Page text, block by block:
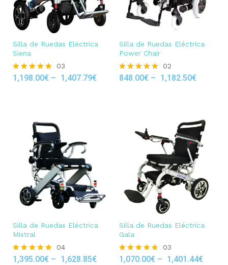
Silla de Ruedas Eléctrica
Siena
Rated
03
1,198.00€ – 1,407.79€
Silla de Ruedas Eléctrica
Power Chair
Rated
02
848.00€ – 1,182.50€
Silla de Ruedas Eléctrica
Mistral
Rated
04
1,395.00€ – 1,628.85€
Silla de Ruedas Eléctrica
Gala
Rated
03
1,070.00€ – 1,401.44€